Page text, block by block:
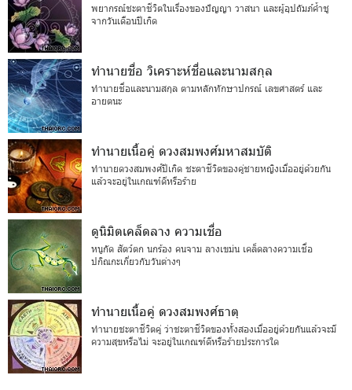
พยากรณ์ชะตาชีวิตในเรื่องของปัญญา วาสนา และผู้อุปถัมภ์ค้ำชู
จากวันเดือนปีเกิด
ทำนายชื่อ วิเคราะห์ชื่อและนามสกุล
ทำนายชื่อและนามสกุล ตามหลักทักษาปกรณ์ เลขศาสตร์ และ
อายตนะ
ทำนายเนื้อคู่ ดวงสมพงศ์มหาสมบัติ
ทำนายดวงสมพงศ์ปีเกิด ชะตาชีวิตของคู่ชายหญิงเมื่ออยู่ด้วยกัน
แล้วจะอยู่ในเกณฑ์ดีหรือร้าย
ดูนิมิตเคล็ดลาง ความเชื่อ
หนูกัด สัตว์ตก นกร้อง คนจาม ลางเขม่น เคล็ดลางความเชื่อ
ปกิณกะเกี่ยวกับวันต่างๆ
ทำนายเนื้อคู่ ดวงสมพงศ์ธาตุ
ทำนายชะตาชีวิตคู่ ว่าชะตาชีวิตของทั้งสองเมื่ออยู่ด้วยกันแล้วจะมี
ความสุขหรือไม่ จะอยู่ในเกณฑ์ดีหรือร้ายประการใด